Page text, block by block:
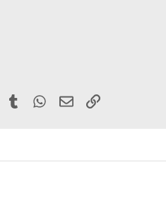
PinterestTumblr WhatsApp
EmailLink